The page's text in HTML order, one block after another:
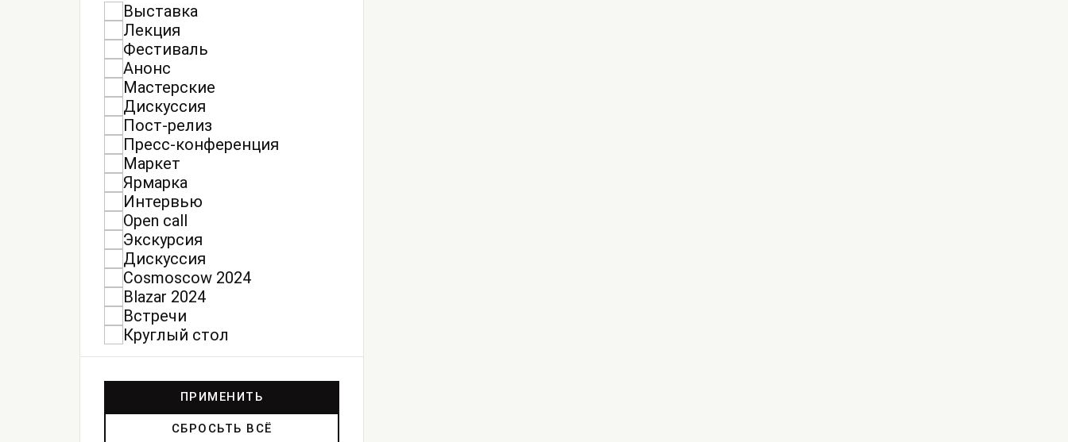
Выставка
Лекция
Фестиваль
Анонс
Мастерские
Дискуссия
Пост-релиз
Пресс-конференция
Маркет
Ярмарка
Интервью
Open call
Экскурсия
Дискуссия
Cosmoscow 2024
Blazar 2024
Встречи
Круглый стол
ПРИМЕНИТЬ
СБРОСЬТЬ ВСЁ